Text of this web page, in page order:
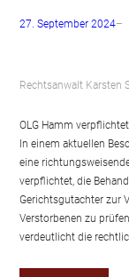
27. September 2024–
Rechtsanwalt Karsten
OLG Hamm
In einem aktuellen
eine
verpflichtet, die
Gerichtsgutachter zur
Verstorbenen zu
verdeutlicht die